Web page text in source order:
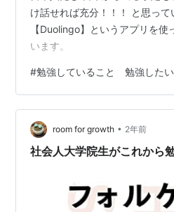
け話せれば充分！！！ と思っ
【Duolingo】というアプリを
います。
#勉強していること 勉強したい
room for growth • 2年前
社会人大学院生がこれから